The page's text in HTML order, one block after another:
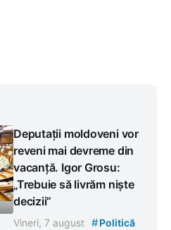
Deputații moldoveni vor
reveni mai devreme din
vacanță. Igor Grosu:
„Trebuie să livrăm niște
decizii”
Vineri, 7 august #Politică